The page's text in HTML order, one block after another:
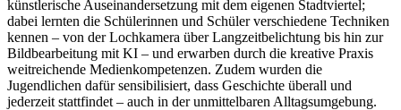
künstlerische Auseinandersetzung mit dem eigenen Stadtviertel;
dabei lernten die Schülerinnen und Schüler verschiedene Techniken
kennen – von der Lochkamera über Langzeitbelichtung bis hin zur
Bildbearbeitung mit KI – und erwarben durch die kreative Praxis
weitreichende Medienkompetenzen. Zudem wurden die
Jugendlichen dafür sensibilisiert, dass Geschichte überall und
jederzeit stattfindet – auch in der unmittelbaren Alltagsumgebung.